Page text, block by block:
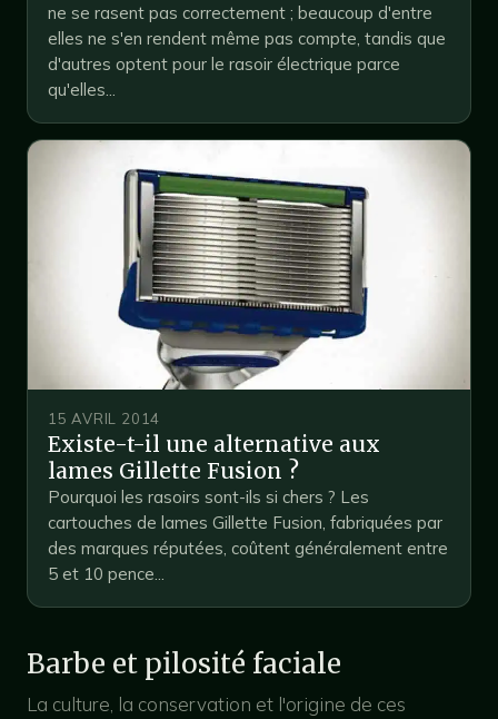
ne se rasent pas correctement ; beaucoup d'entre
elles ne s'en rendent même pas compte, tandis que
d'autres optent pour le rasoir électrique parce
qu'elles...
15 AVRIL 2014
Existe-t-il une alternative aux
lames Gillette Fusion ?
Pourquoi les rasoirs sont-ils si chers ? Les
cartouches de lames Gillette Fusion, fabriquées par
des marques réputées, coûtent généralement entre
5 et 10 pence...
Barbe et pilosité faciale
La culture, la conservation et l'origine de ces